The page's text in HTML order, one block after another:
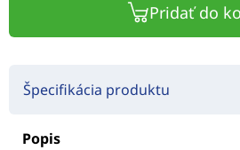
Pridať do
Špecifikácia produktu
Popis